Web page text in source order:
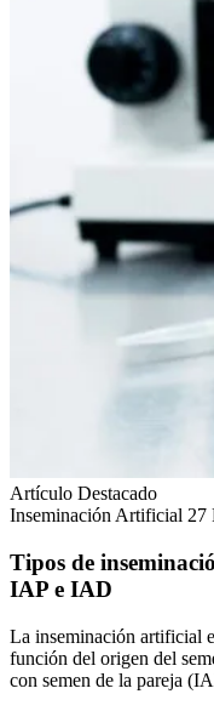
Artículo Destacado
Inseminación Artificial 27
Tipos de
IAP e IAD
La inseminación artificial
función del origen del
con semen de la pareja